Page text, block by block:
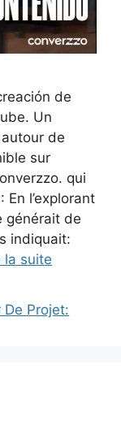
de
Un
de
sur
qui
l’explorant
générait de
indiquait:
la suite
Projet: